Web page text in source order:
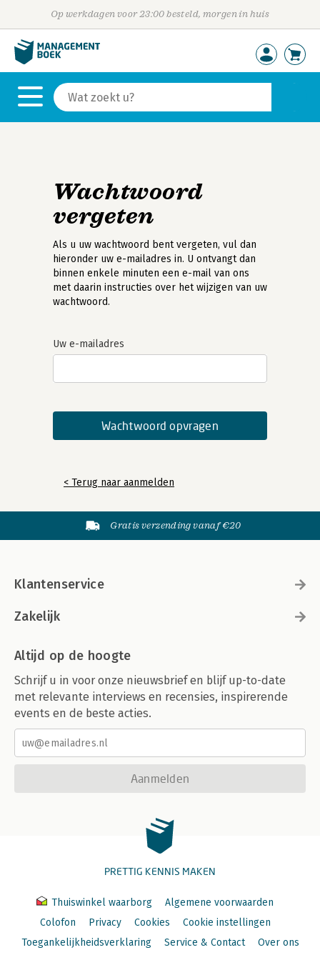
Op werkdagen voor 23:00 besteld, morgen in huis
Wachtwoord
vergeten
Als u uw wachtwoord bent vergeten, vul dan
hieronder uw e-mailadres in. U ontvangt dan
binnen enkele minuten een e-mail van ons
met daarin instructies over het wijzigen van uw
wachtwoord.
Uw e-mailadres
< Terug naar aanmelden
Gratis verzending vanaf €20
Klantenservice
Zakelijk
Altijd op de hoogte
Schrijf u in voor onze nieuwsbrief en blijf up-to-date
met relevante interviews en recensies, inspirerende
events en de beste acties.
Aanmelden
PRETTIG KENNIS MAKEN
Thuiswinkel waarborg
Algemene voorwaarden
Colofon
Privacy Cookies
Cookie instellingen
Toegankelijkheidsverklaring
Service & Contact Over ons